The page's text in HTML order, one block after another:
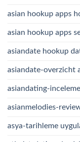
asian hookup apps
asian hookup apps
asiandate hookup
asiandate-overzicht
asiandating-
asianmelodies-
asya-tarihleme